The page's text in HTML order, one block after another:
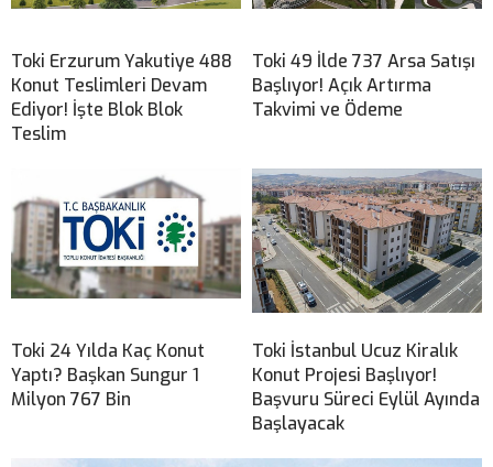
Toki Erzurum Yakutiye 488
Konut Teslimleri Devam
Ediyor! İşte Blok Blok
Teslim
Toki 49 İlde 737 Arsa Satışı
Başlıyor! Açık Artırma
Takvimi ve Ödeme
Toki 24 Yılda Kaç Konut
Yaptı? Başkan Sungur 1
Milyon 767 Bin
Toki İstanbul Ucuz Kiralık
Konut Projesi Başlıyor!
Başvuru Süreci Eylül Ayında
Başlayacak